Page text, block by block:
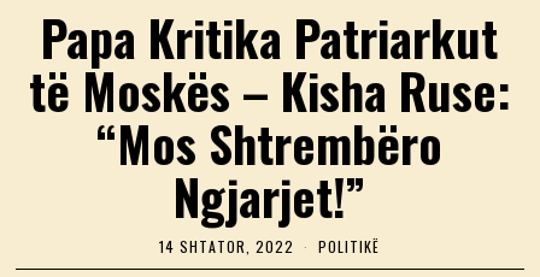
Papa Kritika Patriarkut
të Moskës – Kisha Ruse:
“Mos Shtrembëro
Ngjarjet!”
14 SHTATOR, 2022
4
POLITIKË